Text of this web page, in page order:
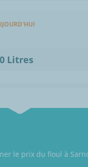
Litres
le prix du fioul à